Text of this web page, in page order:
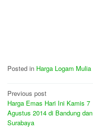
Posted in Harga Logam Mulia
Post
navigation
Previous post
Harga Emas Hari Ini Kamis 7
Agustus 2014 di Bandung dan
Surabaya